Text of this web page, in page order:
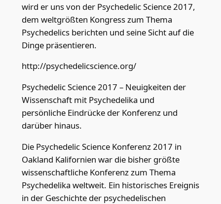
wird er uns von der Psychedelic Science 2017,
dem weltgrößten Kongress zum Thema
Psychedelics berichten und seine Sicht auf die
Dinge präsentieren.
http://psychedelicscience.org/
Psychedelic Science 2017 – Neuigkeiten der
Wissenschaft mit Psychedelika und
persönliche Eindrücke der Konferenz und
darüber hinaus.
Die Psychedelic Science Konferenz 2017 in
Oakland Kalifornien war die bisher größte
wissenschaftliche Konferenz zum Thema
Psychedelika weltweit. Ein historisches Ereignis
in der Geschichte der psychedelischen